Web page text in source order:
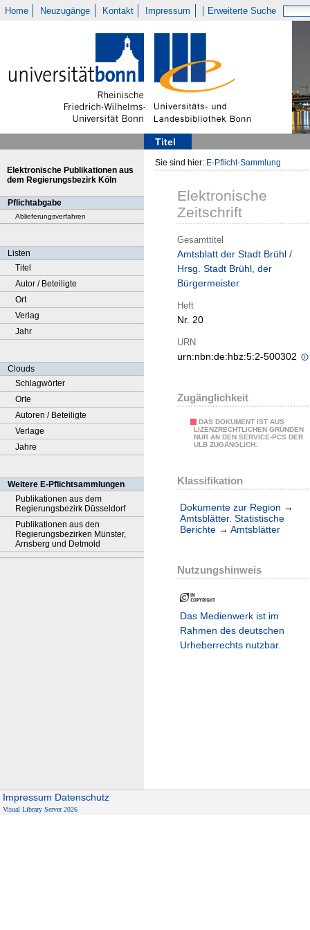
Home Neuzugänge Kontakt Impressum Erweiterte Suche
Titel
Elektronische Publikationen aus
dem Regierungsbezirk Köln
Pflichtabgabe
Ablieferungsverfahren
Listen
Titel
Autor / Beteiligte
Ort
Verlag
Jahr
Clouds
Schlagwörter
Orte
Autoren / Beteiligte
Verlage
Jahre
Weitere E-Pflichtsammlungen
Publikationen aus dem
Regierungsbezirk Düsseldorf
Publikationen aus den
Regierungsbezirken Münster,
Arnsberg und Detmold
Sie sind hier: E-Pflicht-Sammlung
Elektronische
Zeitschrift
Gesamttitel
Amtsblatt der Stadt Brühl /
Hrsg. Stadt Brühl, der
Bürgermeister
Heft
Nr. 20
URN
urn:nbn:de:hbz:5:2-500302
Zugänglichkeit
DAS DOKUMENT IST AUS
LIZENZRECHTLICHEN GRÜNDEN
NUR AN DEN SERVICE-PCS DER
ULB ZUGÄNGLICH.
Klassifikation
Dokumente zur Region →
Amtsblätter. Statistische
Berichte → Amtsblätter
Nutzungshinweis
Das Medienwerk ist im
Rahmen des deutschen
Urheberrechts nutzbar.
Impressum Datenschutz
Visual Library Server 2026